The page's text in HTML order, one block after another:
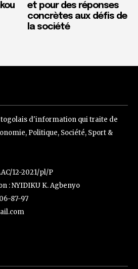
et pour des réponses
concrètes aux défis de
la société
togolais d'information qui traite de
Politique, Société, Sport &
12-2021/pl/P
: NYIDIKU K. Agbenyo
87-97